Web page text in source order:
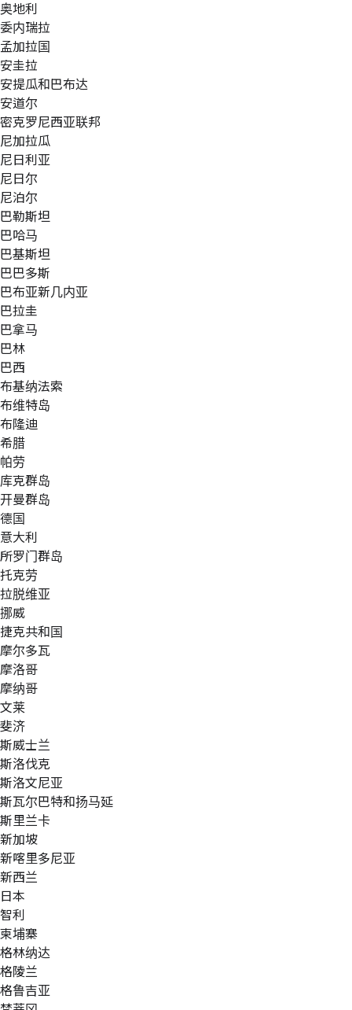
奥地利
委内瑞拉
孟加拉国
安圭拉
安提瓜和巴布达
安道尔
密克罗尼西亚联邦
尼加拉瓜
尼日利亚
尼日尔
尼泊尔
巴勒斯坦
巴哈马
巴基斯坦
巴巴多斯
巴布亚新几内亚
巴拉圭
巴拿马
巴林
巴西
布基纳法索
布维特岛
布隆迪
希腊
帕劳
库克群岛
开曼群岛
德国
意大利
所罗门群岛
托克劳
拉脱维亚
挪威
捷克共和国
摩尔多瓦
摩洛哥
摩纳哥
文莱
斐济
斯威士兰
斯洛伐克
斯洛文尼亚
斯瓦尔巴特和扬马延
斯里兰卡
新加坡
新喀里多尼亚
新西兰
日本
智利
柬埔寨
格林纳达
格陵兰
格鲁吉亚